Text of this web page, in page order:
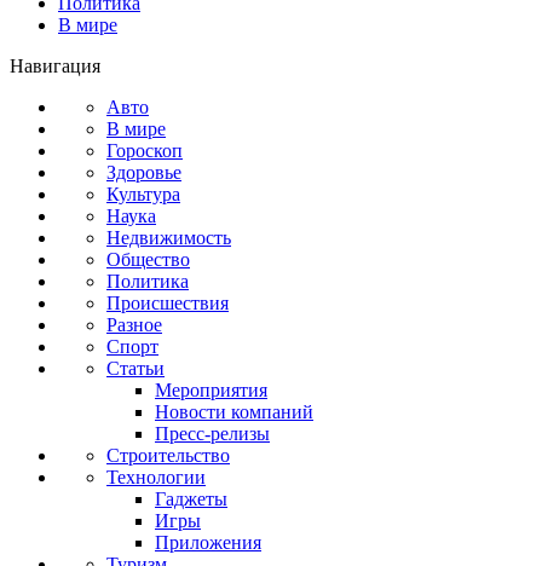
В мире
Навигация
Авто
В мире
Гороскоп
Здоровье
Культура
Наука
Недвижимость
Общество
Политика
Происшествия
Разное
Спорт
Статьи
Мероприятия
Новости компаний
Пресс-релизы
Строительство
Технологии
Гаджеты
Игры
Приложения